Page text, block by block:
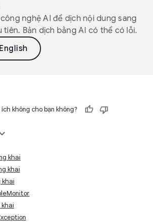
nghệ AI để dịch nội dung sang
tiên. Bản dịch bằng AI có thể có lỗi.
không cho bạn không?
khai
khai
khai